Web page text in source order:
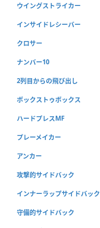
ウイングストライカー
インサイドレシーバー
クロサー
ナンバー10
2列目からの飛び出し
ボックストゥボックス
ハードプレスMF
プレーメイカー
アンカー
攻撃的サイドバック
インナーラップサイドバック
守備的サイドバック